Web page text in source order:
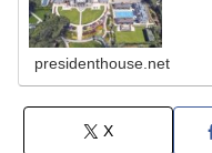
presidenthouse.net
X